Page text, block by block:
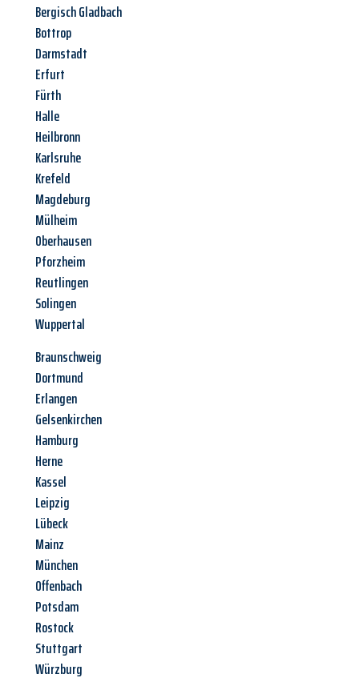
Bergisch Gladbach
Bottrop
Darmstadt
Erfurt
Fürth
Halle
Heilbronn
Karlsruhe
Krefeld
Magdeburg
Mülheim
Oberhausen
Pforzheim
Reutlingen
Solingen
Wuppertal
Braunschweig
Dortmund
Erlangen
Gelsenkirchen
Hamburg
Herne
Kassel
Leipzig
Lübeck
Mainz
München
Offenbach
Potsdam
Rostock
Stuttgart
Würzburg